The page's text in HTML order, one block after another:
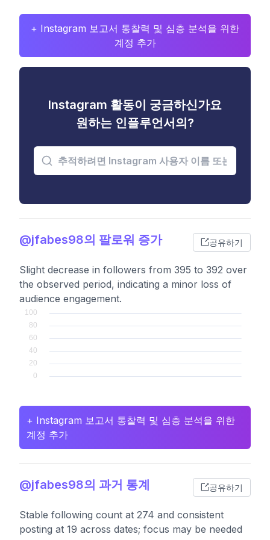
+ Instagram 보고서 통찰력 및 심층 분석을 위한
계정 추가
Instagram 활동이 궁금하신가요
원하는 인플루언서의?
@jfabes98의 팔로워 증가 공유하기
Slight decrease in followers from 395 to 392 over
the observed period, indicating a minor loss of
audience engagement.
+ Instagram 보고서 통찰력 및 심층 분석을 위한
계정 추가
@jfabes98의 과거 통계 공유하기
Stable following count at 274 and consistent
posting at 19 across dates; focus may be needed